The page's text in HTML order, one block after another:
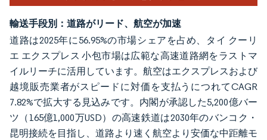
輸送手段別：道路がリード、航空が加速
道路は2025年に56.95%の市場シェアを占め、タイ クーリ
エ エクスプレス 小包市場は広範な高速道路網をラストマ
イルリーチに活用しています。航空はエクスプレスおよび
越境販売業者がスピードに対価を支払うにつれてCAGR
7.82%で拡大する見込みです。内閣が承認した5,200億バー
ツ（165億1,000万USD）の高速鉄道は2030年のバンコク・
昆明接続を目指し、道路より速く航空より安価な中距離モ